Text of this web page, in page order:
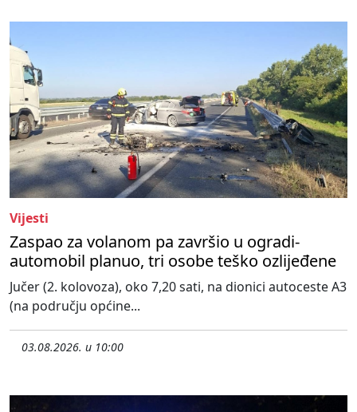
Vijesti
Zaspao za volanom pa završio u ogradi-
automobil planuo, tri osobe teško ozlijeđene
Jučer (2. kolovoza), oko 7,20 sati, na dionici autoceste A3
(na području općine...
03.08.2026. u 10:00